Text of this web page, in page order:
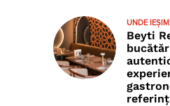
UNDE IEȘIM
Beyti